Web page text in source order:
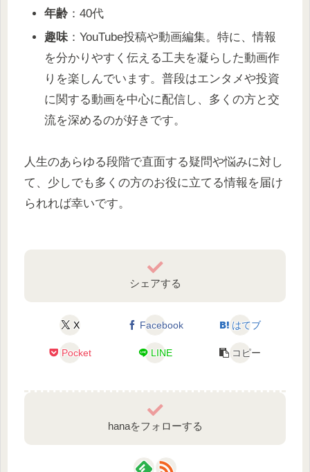
年齢：40代
趣味 ：YouTube投稿や動画編集。特に、情報
を分かりやすく伝える工夫を凝らした動画作
りを楽しんでいます。普段はエンタメや投資
に関する動画を中心に配信し、多くの方と交
流を深めるのが好きです。
人生のあらゆる段階で直面する疑問や悩みに対し
て、少しでも多くの方のお役に立てる情報を届け
られれば幸いです。
シェアする
X Facebook はてブ
Pocket LINE コピー
hanaをフォローする